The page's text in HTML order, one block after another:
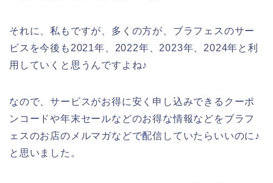
それに、私もですが、多くの方が、ブラフェスのサー
ビスを今後も2021年、2022年、2023年、2024年と利
用していくと思うんですよね♪
なので、サービスがお得に安く申し込みできるクーポ
ンコードや年末セールなどのお得な情報などをブラフ
ェスのお店のメルマガなどで配信していたらいいのに♪
と思いました。